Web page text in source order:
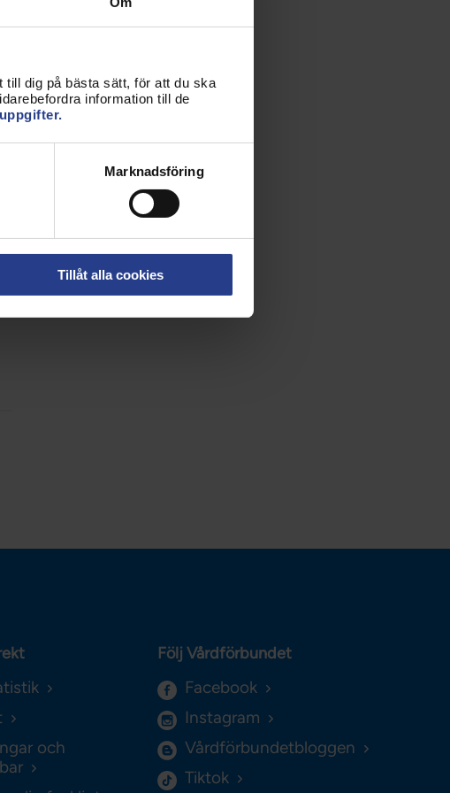
till dig på bästa sätt, för att du ska
information till de
Marknadsföring
Tillåt alla cookies
och
Följ Vårdförbundet
Facebook
Instagram
Vårdförbundetbloggen
Tiktok